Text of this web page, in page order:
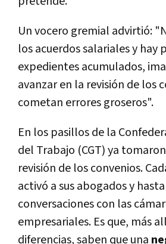
Un vocero gremial advirtió:
los acuerdos salariales y hay
expedientes acumulados,
avanzar en la revisión de los
cometan errores groseros".
En los pasillos de la
del Trabajo (CGT) ya
revisión de los convenios.
activó a sus abogados y
conversaciones con las
empresariales. Es que, más
diferencias, saben que una